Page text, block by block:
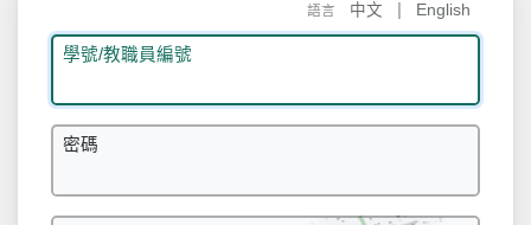
語言 中文 English
學號/教職員編號
密碼